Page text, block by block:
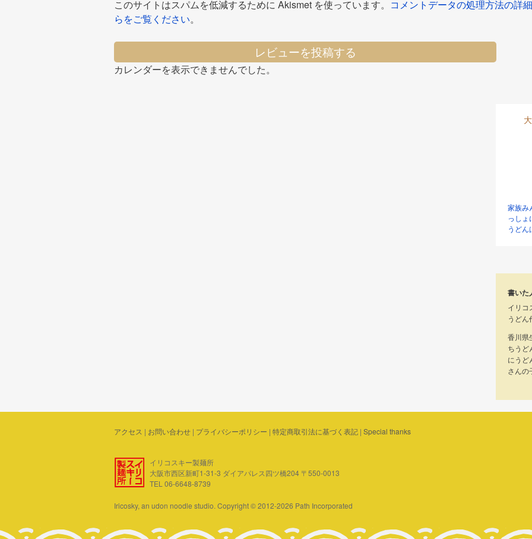
このサイトはスパムを低減するために Akismet を使っています。 コメントデータの処理方法の詳
らをご覧ください。
レビューを投稿する
カレンダーを表示できませんでした。
家族み
っしょ
うどん
書いた
イリコ
うどん
香川県
ちうど
にうど
さんの
アクセス | お問い合わせ | プライバシーポリシー | 特定商取引法に基づく表記 | Special thanks
イリコスキー製麺所
大阪市西区新町1-31-3 ダイアパレス四ツ橋204 〒550-0013
TEL 06-6648-8739
Iricosky, an udon noodle studio. Copyright © 2012-2026 Path Incorporated